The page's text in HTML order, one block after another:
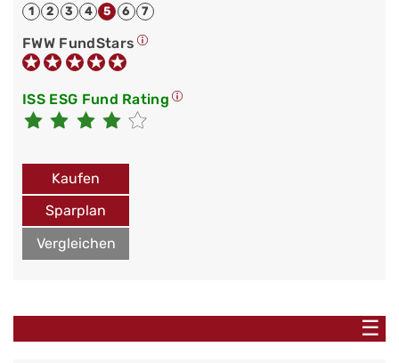
1 2 3 4 5 6 7
FWW FundStars
ISS ESG Fund Rating
Kaufen
Sparplan
Vergleichen
☰